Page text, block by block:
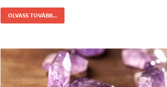
OLVASS TOVÁBB...